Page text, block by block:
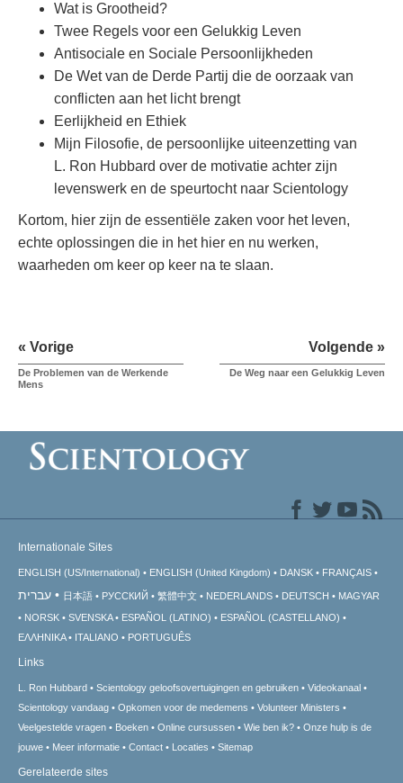
Wat is Grootheid?
Twee Regels voor een Gelukkig Leven
Antisociale en Sociale Persoonlijkheden
De Wet van de Derde Partij die de oorzaak van
conflicten aan het licht brengt
Eerlijkheid en Ethiek
Mijn Filosofie, de persoonlijke uiteenzetting van
L. Ron Hubbard over de motivatie achter zijn
levenswerk en de speurtocht naar Scientology
Kortom, hier zijn de essentiële zaken voor het leven,
echte oplossingen die in het hier en nu werken,
waarheden om keer op keer na te slaan.
« Vorige
De Problemen van de Werkende
Mens
Volgende »
De Weg naar een Gelukkig Leven
Internationale Sites
ENGLISH (US/International) ENGLISH (United Kingdom) DANSK FRANÇAIS
עברית 日本語 РУССКИЙ 繁體中文 NEDERLANDS DEUTSCH
MAGYAR
NORSK
SVENSKA ESPAÑOL (LATINO)
ESPAÑOL (CASTELLANO)
ΕΛΛΗΝΙΚA
ITALIANO PORTUGUÊS
Links
L. Ron Hubbard Scientology geloofsovertuigingen en gebruiken
Videokanaal
Scientology vandaag
Opkomen voor de medemens
Volunteer Ministers
Veelgestelde vragen
Boeken Online cursussen Wie ben ik?
Onze hulp is de
jouwe
Meer informatie Contact Locaties Sitemap
Gerelateerde sites